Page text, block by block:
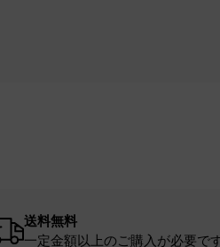
送料無料
一定金額以上のご購入が必要で